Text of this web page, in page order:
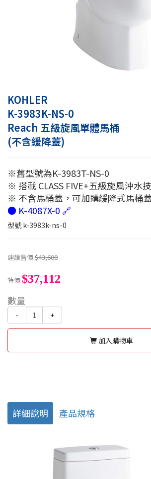
KOHLER
K-3983K-NS-0
Reach 五級旋風單體馬桶
(不含緩降蓋)
※舊型號為K-3983T-NS-0
※ 搭載 CLASS FIVE+五級旋風沖水
※ 不含馬桶蓋，可加購緩降式馬桶
● K-4087X-0 🔗
型號k-3983k-ns-0
建議售價$43,600
特價$37,112
數量
- +
加入購物車
詳細說明 產品規格